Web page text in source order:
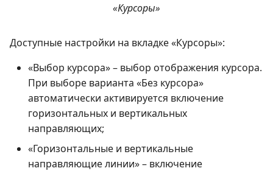
«Курсоры»
Доступные настройки на вкладке «Курсоры»:
«Выбор курсора» – выбор отображения курсора.
При выборе варианта «Без курсора»
автоматически активируется включение
горизонтальных и вертикальных
направляющих;
«Горизонтальные и вертикальные
направляющие линии» – включение